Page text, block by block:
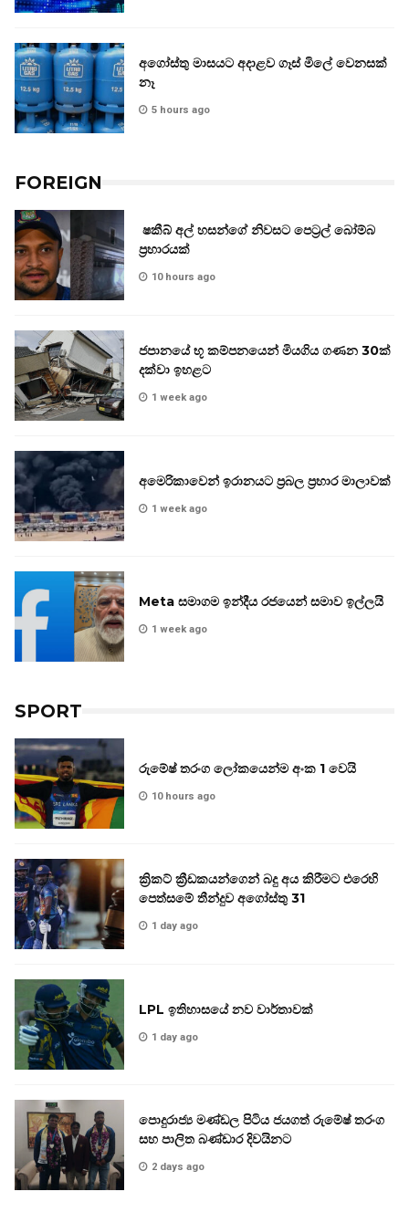
අගෝස්තු මාසයට අදාළව ගෑස් මිලේ වෙනසක්
නෑ
5 hours ago
FOREIGN
ෂකීබ් අල් හසන්ගේ නිවසට පෙට්‍රල් බෝම්බ
ප්‍රහාරයක්
10 hours ago
ජපානයේ භූ කම්පනයෙන් මියගිය ගණන 30ක්
දක්වා ඉහළට
1 week ago
අමෙරිකාවෙන් ඉරානයට ප්‍රබල ප්‍රහාර මාලාවක්
1 week ago
Meta සමාගම ඉන්දීය රජයෙන් සමාව ඉල්ලයි
1 week ago
SPORT
රුමේෂ් තරංග ලෝකයෙන්ම අංක 1 වෙයි
10 hours ago
ක්‍රිකට් ක්‍රීඩකයන්ගෙන් බදු අය කිරීමට එරෙහි
පෙත්සමේ තීන්දුව අගෝස්තු 31
1 day ago
LPL ඉතිහාසයේ නව වාර්තාවක්
1 day ago
පොදුරාජ්‍ය මණ්ඩල පිටිය ජයගත් රුමේෂ් තරංග
සහ පාලිත බණ්ඩාර දිවයිනට
2 days ago